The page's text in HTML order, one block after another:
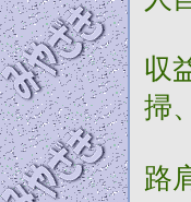
収
掃
路